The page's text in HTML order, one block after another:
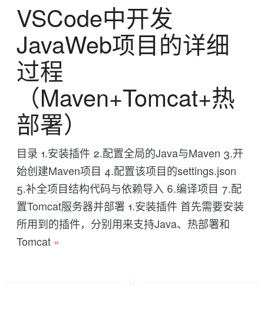
VSCode中开发
JavaWeb项目的详细
过程
（Maven+Tomcat+热
部署）
目录 1.安装插件 2.配置全局的Java与Maven 3.开
始创建Maven项目 4.配置该项目的settings.json
5.补全项目结构代码与依赖导入 6.编译项目 7.配
置Tomcat服务器并部署 1.安装插件 首先需要安装
所用到的插件，分别用来支持Java、热部署和
Tomcat »